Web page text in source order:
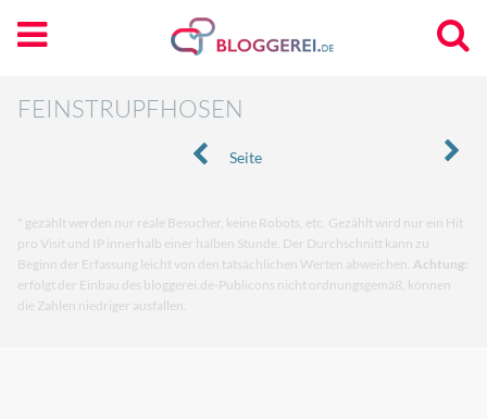
FEINSTRUPFHOSEN
Seite
* gezählt werden nur reale Besucher, keine Robots, etc. Gezählt wird nur ein Hit
pro Visit und IP innerhalb einer halben Stunde. Der Durchschnitt kann zu
Beginn der Erfassung leicht von den tatsächlichen Werten abweichen. Achtung:
erfolgt der Einbau des bloggerei.de-Publicons nicht ordnungsgemäß, können
die Zahlen niedriger ausfallen.